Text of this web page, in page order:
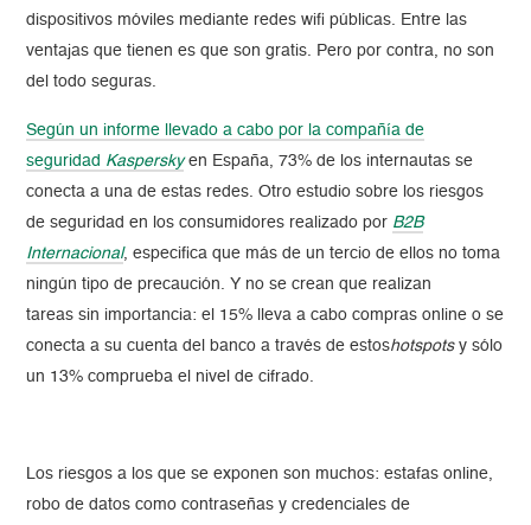
dispositivos móviles mediante redes wifi públicas. Entre las
ventajas que tienen es que son gratis. Pero por contra, no son
del todo seguras.
Según un informe llevado a cabo por la compañía de
seguridad Kasperskyen España, 73% de los internautas se
conecta a una de estas redes. Otro estudio sobre los riesgos
de seguridad en los consumidores realizado por B2B
Internacional, especifica que más de un tercio de ellos no toma
ningún tipo de precaución. Y no se crean que realizan
tareas sin importancia: el 15% lleva a cabo compras online o se
conecta a su cuenta del banco a través de estoshotspots y sólo
un 13% comprueba el nivel de cifrado.
Los riesgos a los que se exponen son muchos: estafas online,
robo de datos como contraseñas y credenciales de